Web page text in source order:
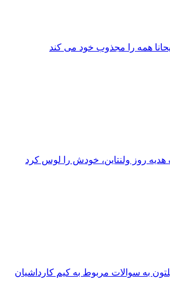
همه را مجذوب خود می‌ کند
هدیه روز ولنتاین، خودش را لوس کرد
به سوالات مربوط به کیم کارداشیان